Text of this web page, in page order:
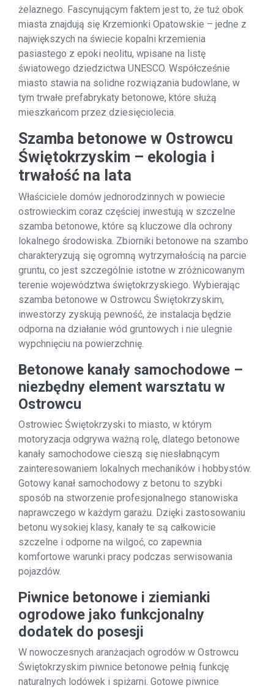
żelaznego. Fascynującym faktem jest to, że tuż obok
miasta znajdują się Krzemionki Opatowskie – jedne z
największych na świecie kopalni krzemienia
pasiastego z epoki neolitu, wpisane na listę
światowego dziedzictwa UNESCO. Współcześnie
miasto stawia na solidne rozwiązania budowlane, w
tym trwałe prefabrykaty betonowe, które służą
mieszkańcom przez dziesięciolecia.
Szamba betonowe w Ostrowcu
Świętokrzyskim – ekologia i
trwałość na lata
Właściciele domów jednorodzinnych w powiecie
ostrowieckim coraz częściej inwestują w szczelne
szamba betonowe, które są kluczowe dla ochrony
lokalnego środowiska. Zbiorniki betonowe na szambo
charakteryzują się ogromną wytrzymałością na parcie
gruntu, co jest szczególnie istotne w zróżnicowanym
terenie województwa świętokrzyskiego. Wybierając
szamba betonowe w Ostrowcu Świętokrzyskim,
inwestorzy zyskują pewność, że instalacja będzie
odporna na działanie wód gruntowych i nie ulegnie
wypchnięciu na powierzchnię.
Betonowe kanały samochodowe –
niezbędny element warsztatu w
Ostrowcu
Ostrowiec Świętokrzyski to miasto, w którym
motoryzacja odgrywa ważną rolę, dlatego betonowe
kanały samochodowe cieszą się niesłabnącym
zainteresowaniem lokalnych mechaników i hobbystów.
Gotowy kanał samochodowy z betonu to szybki
sposób na stworzenie profesjonalnego stanowiska
naprawczego w każdym garażu. Dzięki zastosowaniu
betonu wysokiej klasy, kanały te są całkowicie
szczelne i odporne na wilgoć, co zapewnia
komfortowe warunki pracy podczas serwisowania
pojazdów.
Piwnice betonowe i ziemianki
ogrodowe jako funkcjonalny
dodatek do posesji
W nowoczesnych aranżacjach ogrodów w Ostrowcu
Świętokrzyskim piwnice betonowe pełnią funkcję
naturalnych lodówek i spiżarni. Gotowe piwnice